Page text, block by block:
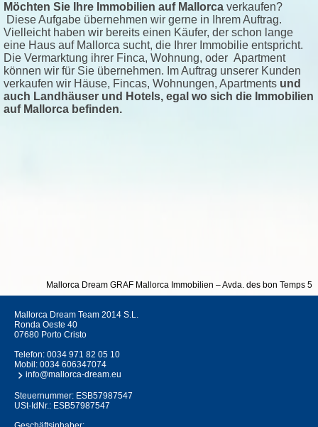
Möchten Sie Ihre Immobilien auf Mallorca verkaufen?
Diese Aufgabe übernehmen wir gerne in Ihrem Auftrag.
Vielleicht haben wir bereits einen Käufer, der schon lange
eine Haus auf Mallorca sucht, die Ihrer Immobilie entspricht.
Die Vermarktung ihrer Finca, Wohnung, oder Apartment
können wir für Sie übernehmen. Im Auftrag unserer Kunden
verkaufen wir Häuse, Fincas, Wohnungen, Apartments und
auch Landhäuser und Hotels, egal wo sich die Immobilien
auf Mallorca befinden.
Mallorca Dream GRAF Mallorca Immobilien – Avda. des bon Temps 5
Mallorca Dream Team 2014 S.L.
Ronda Oeste 40
07680 Porto Cristo
Telefon: 0034 971 82 05 10
Mobil: 0034 606347074
info@mallorca-dream.eu
Steuernummer: ESB57987547
USt-IdNr.: ESB57987547